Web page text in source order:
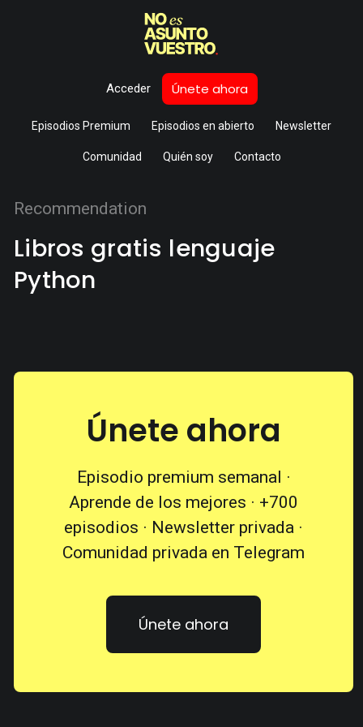
Acceder Únete ahora
Episodios Premium Episodios en abierto Newsletter
Comunidad Quién soy Contacto
Recommendation
Libros gratis lenguaje
Python
Únete ahora
Episodio premium semanal ·
Aprende de los mejores · +700
episodios · Newsletter privada ·
Comunidad privada en Telegram
Únete ahora